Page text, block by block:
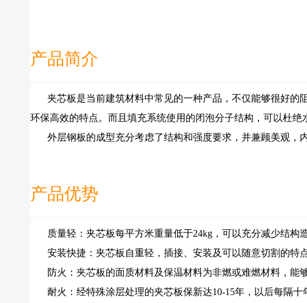
产品简介
夹芯板是当前建筑材料中常见的一种产品，不仅能够很好的
环保高效的特点。而且填充系统使用的闭泡分子结构，可以杜绝
外层钢板的成型充分考虑了结构和强度要求，并兼顾美观，内
产品优势
质量轻：夹芯板每平方米重量低于24kg，可以充分减少结构造
安装快捷：夹芯板自重轻，插接、安装及可以随意切割的特
防火：夹芯板的面质材料及保温材料为非燃或难燃材料，能够
耐火：经特殊涂层处理的夹芯板保新达10-15年，以后每隔十